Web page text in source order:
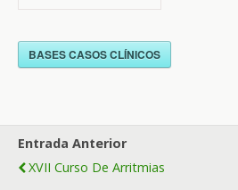
BASES CASOS CLÍNICOS
Entrada Anterior
XVII Curso De Arritmias